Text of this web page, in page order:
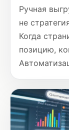
Ручная
не
Когда
позицию,